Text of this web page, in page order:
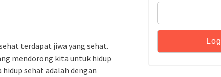
terdapat jiwa yang sehat.
mendorong kita untuk hidup
hidup sehat adalah dengan